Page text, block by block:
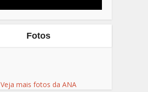
Fotos
Veja mais fotos da ANA